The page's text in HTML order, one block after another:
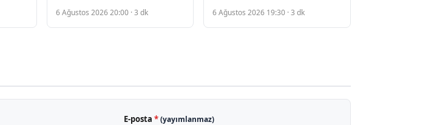
6 Ağustos 2026 20:00 · 3 dk
Sabit Kaldı
6 Ağustos 2026 19:30 · 3 dk
E-posta *(yayımlanmaz)